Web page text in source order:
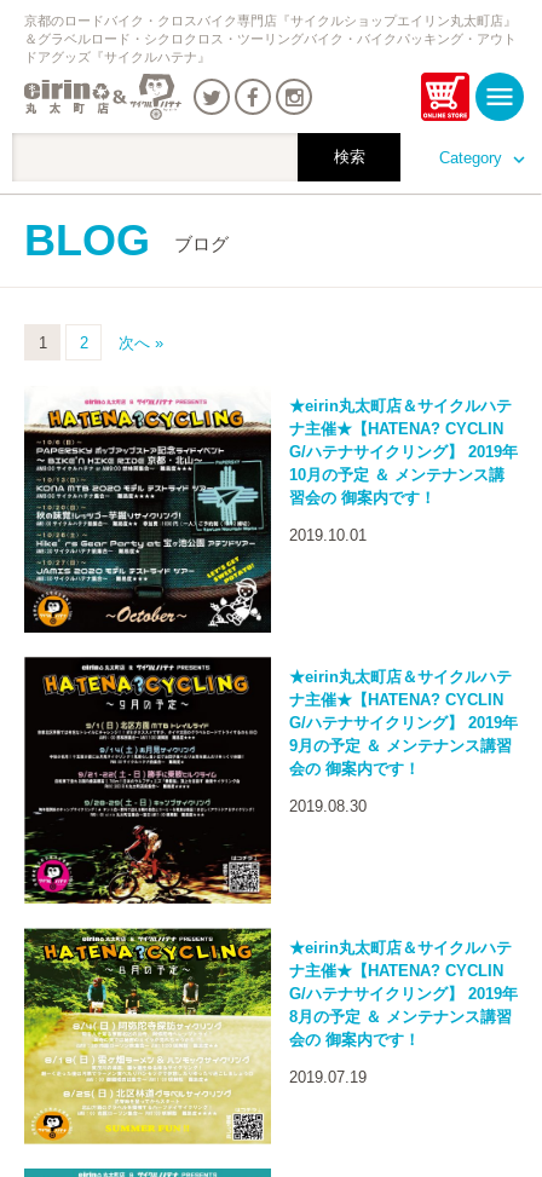
Category
京都のロードバイク・クロスバイク専門店『サイクルショップエイリン丸太町店』
＆グラベルロード・シクロクロス・ツーリングバイク・バイクパッキング・アウト
ドアグッズ『サイクルハテナ』
BLOG ブログ
1 2 次へ »
★eirin丸太町店＆サイクルハテ
ナ主催★【HATENA? CYCLIN
G/ハテナサイクリング】 2019年
10月の予定 ＆ メンテナンス講
習会の 御案内です！
2019.10.01
★eirin丸太町店＆サイクルハテ
ナ主催★【HATENA? CYCLIN
G/ハテナサイクリング】 2019年
9月の予定 ＆ メンテナンス講習
会の 御案内です！
2019.08.30
★eirin丸太町店＆サイクルハテ
ナ主催★【HATENA? CYCLIN
G/ハテナサイクリング】 2019年
8月の予定 ＆ メンテナンス講習
会の 御案内です！
2019.07.19